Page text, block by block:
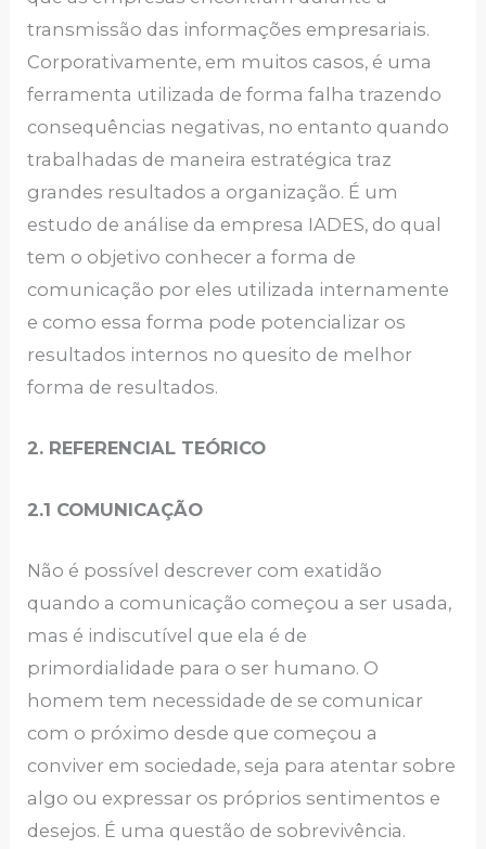
transmissão das informações empresariais.
Corporativamente, em muitos casos, é uma
ferramenta utilizada de forma falha trazendo
consequências negativas, no entanto quando
trabalhadas de maneira estratégica traz
grandes resultados a organização. É um
estudo de análise da empresa IADES, do qual
tem o objetivo conhecer a forma de
comunicação por eles utilizada internamente
e como essa forma pode potencializar os
resultados internos no quesito de melhor
forma de resultados.
2. REFERENCIAL TEÓRICO
2.1 COMUNICAÇÃO
Não é possível descrever com exatidão
quando a comunicação começou a ser usada,
mas é indiscutível que ela é de
primordialidade para o ser humano. O
homem tem necessidade de se comunicar
com o próximo desde que começou a
conviver em sociedade, seja para atentar sobre
algo ou expressar os próprios sentimentos e
desejos. É uma questão de sobrevivência.